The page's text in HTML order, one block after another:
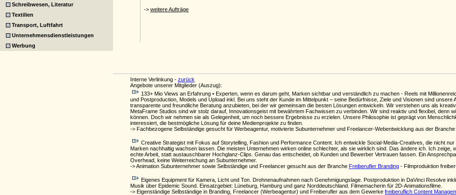
Schreibwesen, Literatur
Textilien
Transport, Luftfahrt
Unternehmensdienstleistungen
Werbung
Interne Verlinkung - zurück
Angebote unserer Mitglieder (Auszug):
133+ Mio Views an Erfahrung • Experten, wenn es darum geht, Marken sichtbar und verständlich zu machen - Reels mit
und Postproduction, Models und Upload inkl. Bei uns steht der Kunde im Mittelpunkt – seine Bedürfnisse, Ziele und Visionen sind
transparente und freundliche Beratung anzubieten, bei der wir gemeinsam die besten Lösungen entwickeln. Wir verstehen uns als
MetaFrame Studios sind wir stolz darauf, Innovationsgeist mit bewährtem Fachwissen zu verbinden. Wir sind reaktiv und flexibel, denn
können. Doch wir nehmen sie als Gelegenheit, um noch bessere Ergebnisse zu erzielen. Unsere Philosophie ist geprägt von
interessiert, die bestmögliche Lösung für deine Medienprojekte zu finden.
-> Fachbezogene Selbständige gesucht für Werbeagentur, motivierte Subunternehmer und Freelancer-Webentwicklung aus der Branche
Creative Strategist mit Fokus auf Storytelling, Fashion und Performance Content. Ich entwickle Social-Media-Creatives, die nicht
Marken nachhaltig wachsen lassen. Die meisten Unternehmen wirken online schlechter, als sie wirklich sind. Das ändere ich. Ich
echte Arbeit, statt austauschbarer Hochglanz-Clips. Genau das entscheidet, ob Kunden und Bewerber Vertrauen fassen. Ein
Overhead, keine Weiterreichung an Subunternehmer.
-> Animation Subunternehmer sowie Selbständige und Freelancer gesucht aus der Branche Freiberufler Branding - Filmproduktion
Eigenes Equipment für Kamera, Licht und Ton. Drohnenaufnahmen nach Genehmigungslage. Postproduktion in DaVinci Resolve
Musik über Epidemic Sound. Einsatzgebiet: Lüneburg, Hamburg und ganz Norddeutschland. Filmemacherin für 2D-Animationsfilme.
-> Eigenständige Selbständige in Branding, Freelancer (Werbeagentur) und Freiberufler aus dem Gewerke freiberuflich Content